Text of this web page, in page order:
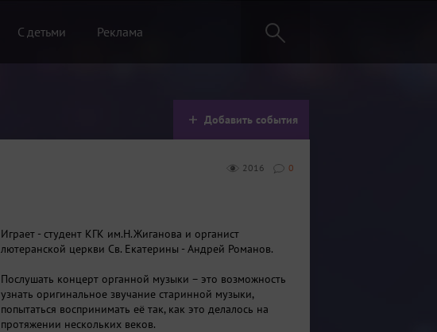
С детьми Реклама
Добавить события
0
2016
Играет - студент КГК им.Н.Жиганова и органист
лютеранской церкви Св. Екатерины - Андрей Романов.
Послушать концерт органной музыки – это возможность
узнать оригинальное звучание старинной музыки,
попытаться воспринимать её так, как это делалось на
протяжении нескольких веков.